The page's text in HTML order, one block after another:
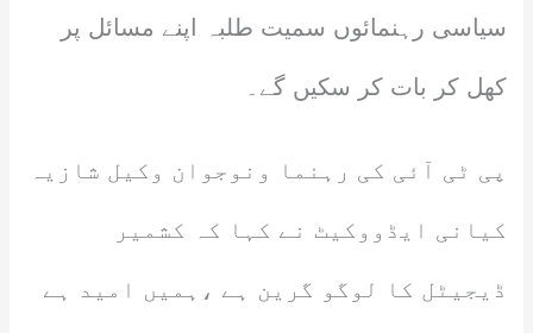
سیاسی رہنمائوں سمیت طلبہ اپنے مسائل پر
کھل کر بات کر سکیں گے۔
پی ٹی آئی کی رہنما ونوجوان وکیل شازیہ
کیانی ایڈووکیٹ نے کہا کہ کشمیر
ڈیجیٹل کا لوگو گرین ہے ،ہمیں امید ہے